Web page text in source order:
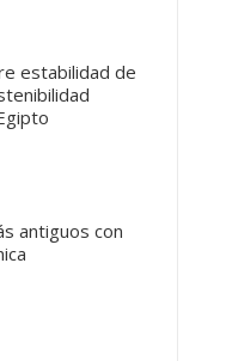
estabilidad de
antiguos con